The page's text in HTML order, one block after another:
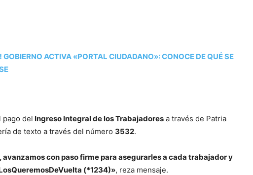
GOBIERNO ACTIVA «PORTAL CIUDADANO»: CONOCE DE QUÉ SE
pago del Ingreso Integral de los Trabajadores a través de Patria
de texto a través del número 3532.
avanzamos con paso firme para asegurarles a cada trabajador y
(*1234)», reza mensaje.